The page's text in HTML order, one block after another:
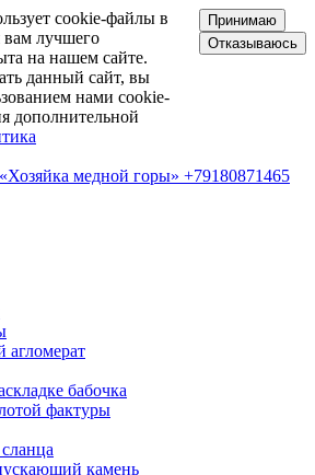
cookie-файлы в
вам лучшего
на нашем сайте.
данный сайт, вы
нами cookie-
дополнительной
Принимаю
Отказываюсь
+79180871465
агломерат
бабочка
фактуры
камень